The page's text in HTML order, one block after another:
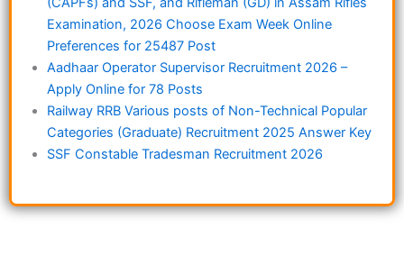
Examination, 2026 Choose Exam Week Online
Preferences for 25487 Post
Aadhaar Operator Supervisor Recruitment 2026 –
Apply Online for 78 Posts
Railway RRB Various posts of Non-Technical Popular
Categories (Graduate) Recruitment 2025 Answer Key
SSF Constable Tradesman Recruitment 2026